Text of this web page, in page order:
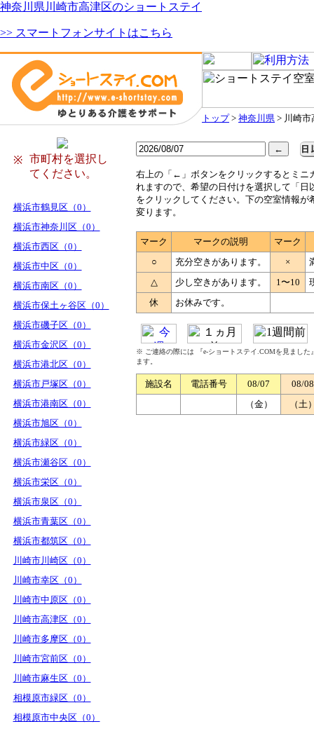
神奈川県川崎市高津区のショートステイ
>> スマートフォンサイトはこちら
トップ> 神奈川県 > 川崎市
※
市町村を選択し
てください。
横浜市鶴見区（0）
横浜市神奈川区（0）
横浜市西区（0）
横浜市中区（0）
横浜市南区（0）
横浜市保土ヶ谷区（0）
横浜市磯子区（0）
横浜市金沢区（0）
横浜市港北区（0）
横浜市戸塚区（0）
横浜市港南区（0）
横浜市旭区（0）
横浜市緑区（0）
横浜市瀬谷区（0）
横浜市栄区（0）
横浜市泉区（0）
横浜市青葉区（0）
横浜市都筑区（0）
川崎市川崎区（0）
川崎市幸区（0）
川崎市中原区（0）
川崎市高津区（0）
川崎市多摩区（0）
川崎市宮前区（0）
川崎市麻生区（0）
相模原市緑区（0）
相模原市中央区（0）
右上の「←」ボタンをクリックするとミニ
れますので、希望の日付けを選択して「日
をクリックしてください。下の空室情報が
変ります。
マーク マークの説明
マーク
○
充分空きがあります。 ×
△
少し空きがあります。 1〜10
休
お休みです。
※ ご連絡の際には 『e-ショートステイ.COMを見まし
ます。
施設名 電話番号 08/07
08/08
（金）
（土